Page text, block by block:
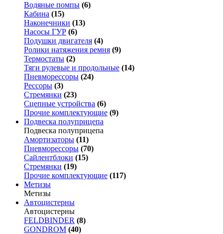
Водяные помпы (6)
Кабина (15)
Наконечники (13)
Насосы ГУР (6)
Подушки двигателя (4)
Ролики натяжения ремня (9)
Термостаты (2)
Тяги рулевые и продольные (14)
Пневморессоры (24)
Рессоры (3)
Стремянки (23)
Сцепные устройства (6)
Прочие комплектующие (9)
Подвеска полуприцепа
Подвеска полуприцепа
Амортизаторы (11)
Пневморессоры (70)
Сайлентблоки (15)
Стремянки (19)
Прочие комплектующие (117)
Метизы
Метизы
Автоцистерны
Автоцистерны
FELDBINDER (8)
GONDROM (40)